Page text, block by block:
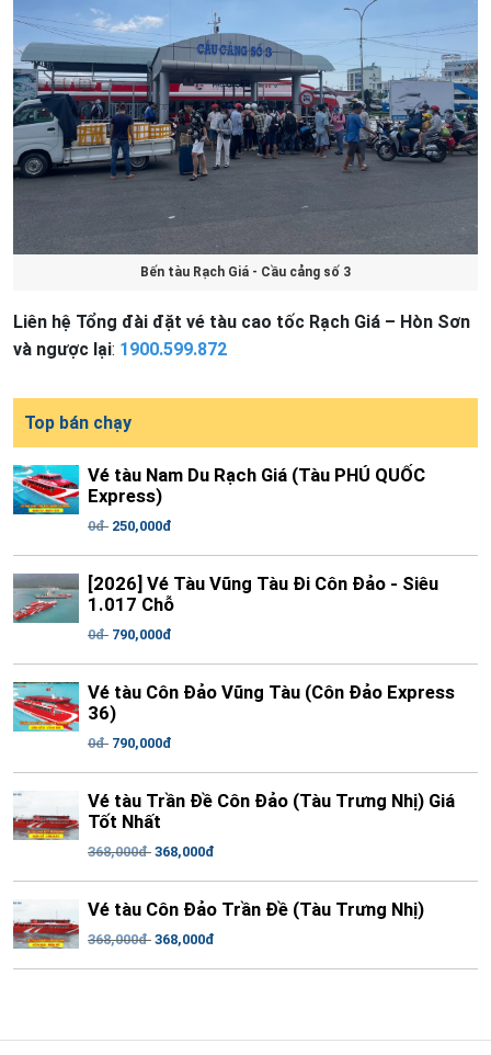
Bến tàu Rạch Giá - Cầu cảng số 3
Liên hệ Tổng đài đặt vé tàu cao tốc Rạch Giá – Hòn Sơn
và ngược lại: 1900.599.872
Top bán chạy
Vé tàu Nam Du Rạch Giá (Tàu PHÚ QUỐC
Express)
0đ 250,000đ
[2026] Vé Tàu Vũng Tàu Đi Côn Đảo - Siêu
1.017 Chỗ
0đ 790,000đ
Vé tàu Côn Đảo Vũng Tàu (Côn Đảo Express
36)
0đ 790,000đ
Vé tàu Trần Đề Côn Đảo (Tàu Trưng Nhị) Giá
Tốt Nhất
368,000đ 368,000đ
Vé tàu Côn Đảo Trần Đề (Tàu Trưng Nhị)
368,000đ 368,000đ